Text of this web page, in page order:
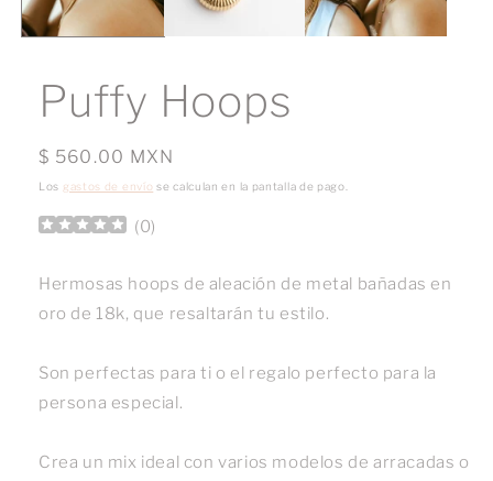
Puffy Hoops
Precio
habitual
$ 560.00 MXN
Los gastos de envío se calculan en la pantalla de pago.
(0)
Hermosas hoops de aleación de metal bañadas en
oro de 18k, que resaltarán tu estilo.
Son perfectas para ti o el regalo perfecto para la
persona especial.
Crea un mix ideal con varios modelos de arracadas o